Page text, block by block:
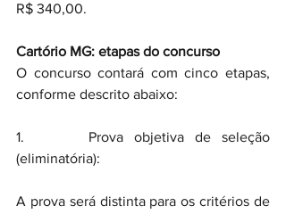
R$ 340,00.
Cartório MG: etapas do concurso
O concurso contará com cinco etapas,
conforme descrito abaixo:
1.      Prova objetiva de seleção
(eliminatória):
A prova será distinta para os critérios de